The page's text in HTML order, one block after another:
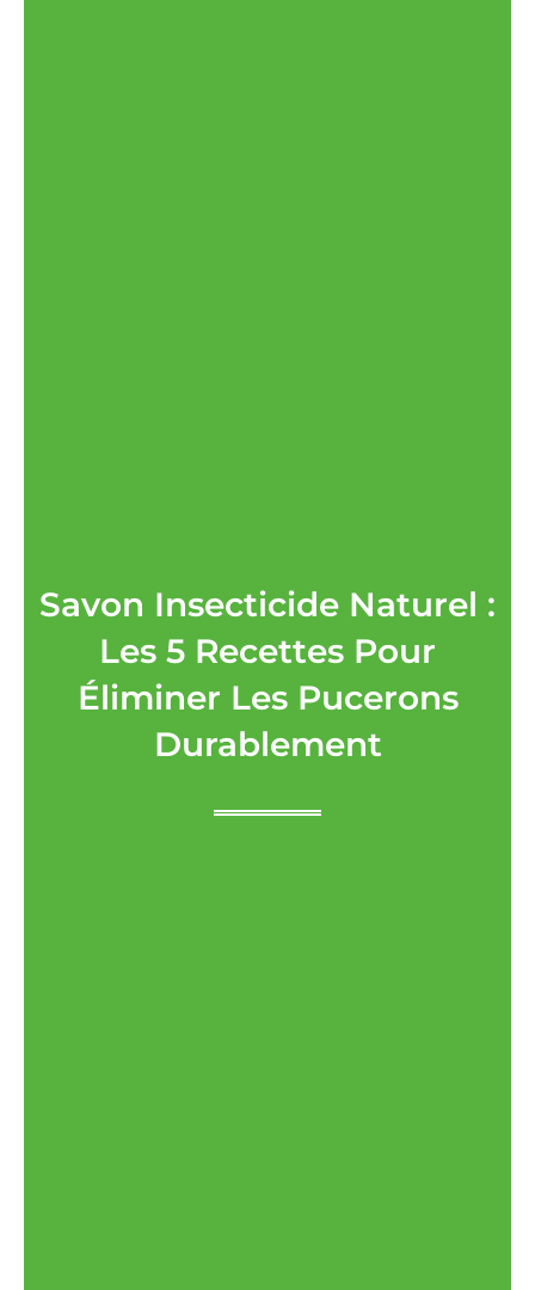
Savon Insecticide Naturel :
Les 5 Recettes Pour
Éliminer Les Pucerons
Durablement